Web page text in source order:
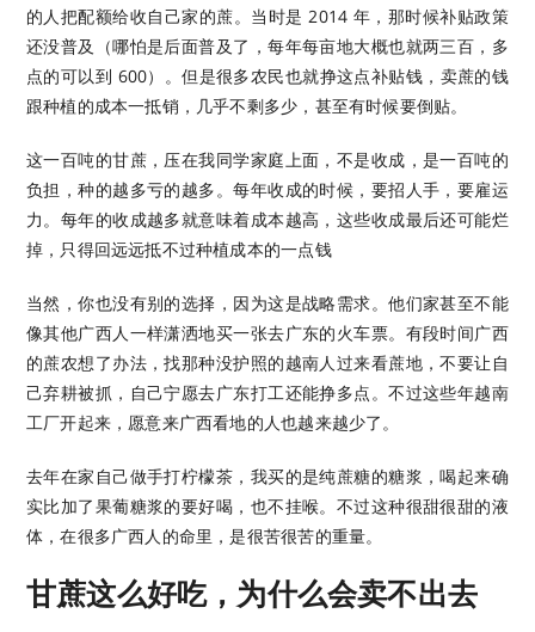
的人把配额给收自己家的蔗。当时是 2014 年，那时候补贴政策
还没普及（哪怕是后面普及了，每年每亩地大概也就两三百，多
点的可以到 600）。但是很多农民也就挣这点补贴钱，卖蔗的钱
跟种植的成本一抵销，几乎不剩多少，甚至有时候要倒贴。
这一百吨的甘蔗，压在我同学家庭上面，不是收成，是一百吨的
负担，种的越多亏的越多。每年收成的时候，要招人手，要雇运
力。每年的收成越多就意味着成本越高，这些收成最后还可能烂
掉，只得回远远抵不过种植成本的一点钱
当然，你也没有别的选择，因为这是战略需求。他们家甚至不能
像其他广西人一样潇洒地买一张去广东的火车票。有段时间广西
的蔗农想了办法，找那种没护照的越南人过来看蔗地，不要让自
己弃耕被抓，自己宁愿去广东打工还能挣多点。不过这些年越南
工厂开起来，愿意来广西看地的人也越来越少了。
去年在家自己做手打柠檬茶，我买的是纯蔗糖的糖浆，喝起来确
实比加了果葡糖浆的要好喝，也不挂喉。不过这种很甜很甜的液
体，在很多广西人的命里，是很苦很苦的重量。
甘蔗这么好吃，为什么会卖不出去